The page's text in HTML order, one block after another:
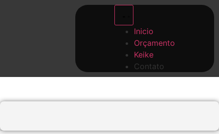
Inicio
Orçamento
Keike
Contato